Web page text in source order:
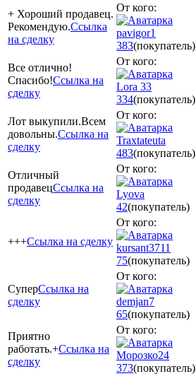
+ Хороший продавец.
Рекомендую.Ссылка
на сделку
От кого:
pavigor1
383(покупатель)
Все отлично!
Спасибо!Ссылка на
сделку
От кого:
Lora 33
334(покупатель)
Лот выкупили.Всем
довольны.Ссылка на
сделку
От кого:
Traxtateuta
483(покупатель)
Отличный
продавецСсылка на
сделку
От кого:
Lyova
42(покупатель)
+++Ссылка на сделку
От кого:
kursant3711
75(покупатель)
СуперСсылка на
сделку
От кого:
demjan7
65(покупатель)
Приятно
работать.+Ссылка на
сделку
От кого:
Морозко24
373(покупатель)